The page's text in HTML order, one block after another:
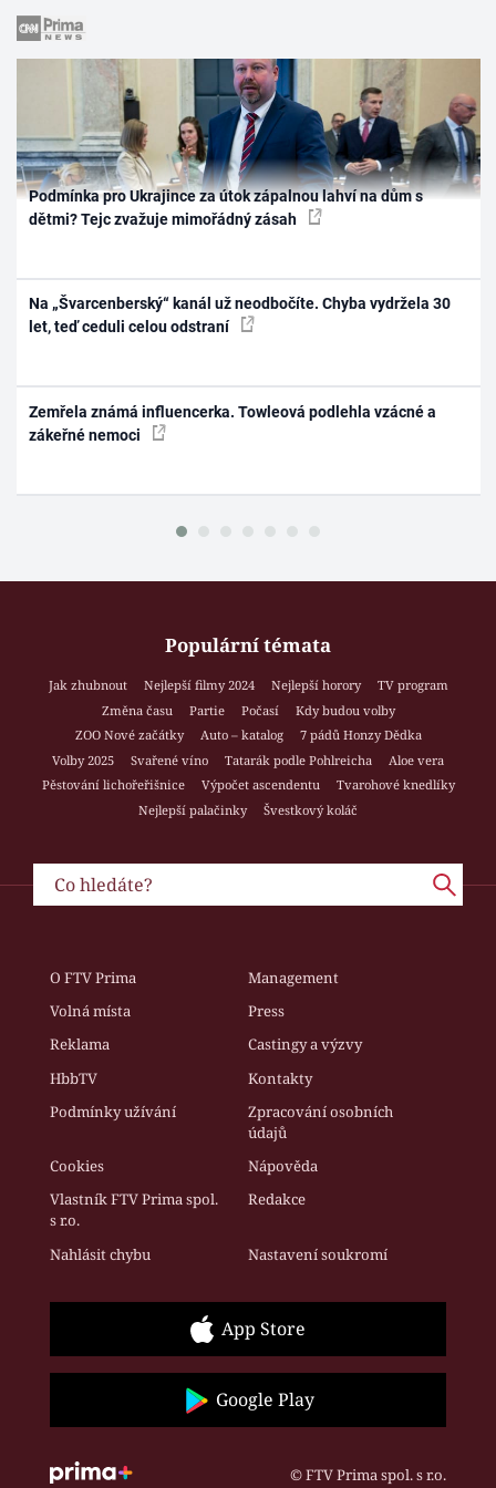
Podmínka pro Ukrajince za útok zápalnou lahví na dům s
dětmi? Tejc zvažuje mimořádný zásah
Na „Švarcenberský“ kanál už neodbočíte. Chyba vydržela 30
let, teď ceduli celou odstraní
Zemřela známá influencerka. Towleová podlehla vzácné a
zákeřné nemoci
Populární témata
Jak zhubnout Nejlepší filmy 2024 Nejlepší horory
TV program
Změna času
Partie Počasí
Kdy budou volby
ZOO Nové začátky
Auto – katalog
7 pádů Honzy Dědka
Volby 2025
Svařené víno Tatarák podle Pohlreicha
Aloe vera
Pěstování lichořeřišnice
Výpočet ascendentu
Tvarohové knedlíky
Nejlepší palačinky
Švestkový koláč
O FTV Prima
Management
Volná místa
Press
Reklama
Castingy a výzvy
HbbTV
Kontakty
Podmínky užívání
Zpracování osobních
údajů
Cookies
Nápověda
Vlastník FTV Prima spol.
s r.o.
Redakce
Nahlásit chybu Nastavení soukromí
App Store
Google Play
© FTV Prima spol. s r.o.